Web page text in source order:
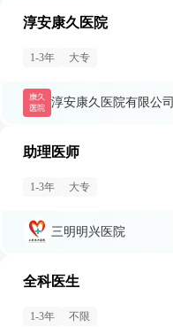
淳安康久医院
1-3年 大专
淳安康久医院有限公司
助理医师
1-3年 大专
三明明兴医院
全科医生
1-3年 不限